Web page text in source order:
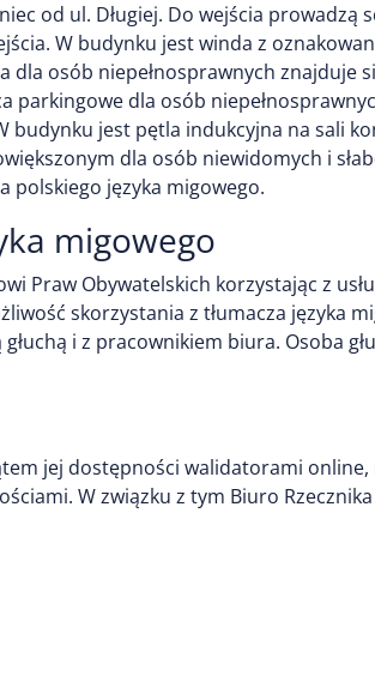
od ul. Długiej. Do wejścia
W budynku jest winda z
dla osób niepełnosprawnych znajduje
parkingowe dla osób
budynku jest pętla indukcyjna na sali
dla osób niewidomych i
polskiego języka migowego.
migowego
Praw Obywatelskich korzystając z
skorzystania z tłumacza języka
i z pracownikiem biura. Osoba
jej dostępności walidatorami
W związku z tym Biuro